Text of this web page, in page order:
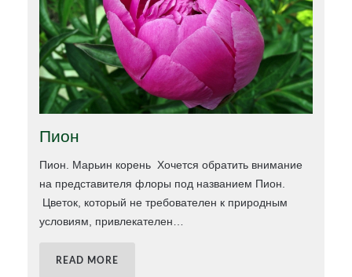
Пион
Пион. Марьин корень Хочется обратить внимание
на представителя флоры под названием Пион.
Цветок, который не требователен к природным
условиям, привлекателен…
READ MORE